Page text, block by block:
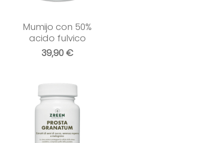
Mumijo con 50%
acido fulvico
39,90€